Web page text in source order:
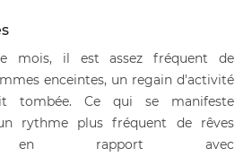
mois, il est assez fréquent de
enceintes, un regain d'activité
tombée. Ce qui se manifeste
rythme plus fréquent de rêves
en rapport avec